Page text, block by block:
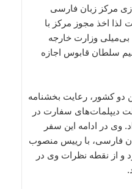
مرکز زبان فارسی
اخذ مجوز مرکز با
بی­‌میلی وزارت خارجه
سلطان قابوس اجازه
دو کشور، رعایت بخشنامه
دیپلمات‌های سفارت در
وی در ادامه این سفر
فارسی، با رییس منصوب
و از نقطه نظرات وی در